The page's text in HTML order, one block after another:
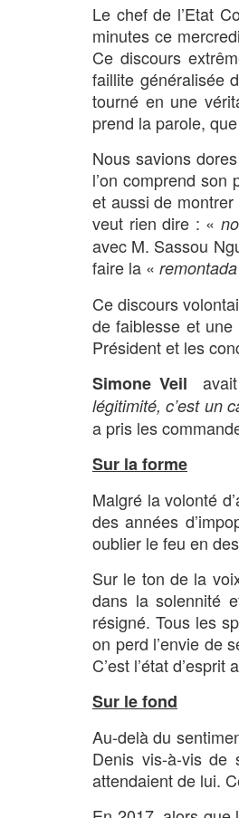
Le chef de l’Etat
minutes ce
Ce discours
faillite généralisée
tourné en une
prend la parole,
Nous savions
l’on comprend
et aussi de
veut rien dire : «
avec M. Sassou
faire la « remontada
Ce discours
de faiblesse et
Président et les
Simone Veil
légitimité, c’est un
a pris les
Sur la forme
Malgré la volonté
des années
oublier le feu en
Sur le ton de la
dans la solennité
résigné. Tous les
on perd l’envie de
C’est l’état
Sur le fond
Au-delà du
Denis vis-à-vis de
attendaient de lui.